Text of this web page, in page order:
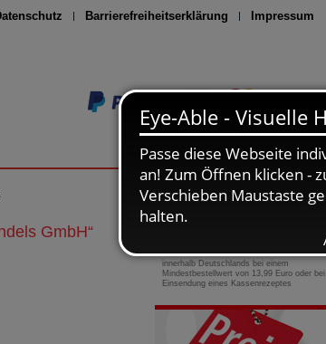
Barrierefreiheitserklärung Impressum
Seite drucken
GmbH“
0800-10 11 422
gebührenfreie Rufnummer
innerhalb Deutschlands bei einem
Mindestbestellwert von 13,99 Euro oder bei
Einsendung eines Kassenrezeptes